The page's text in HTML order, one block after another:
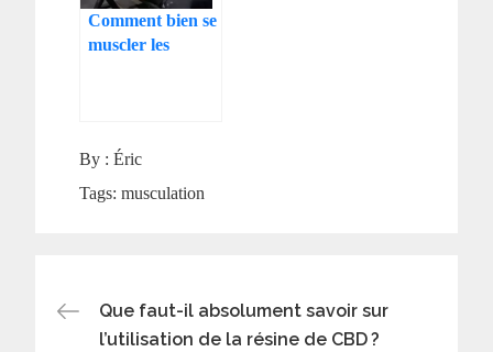
Comment bien se
muscler les
By :Éric
Tags:musculation
Navigation
Que faut-il absolument savoir sur
l’utilisation de la résine de CBD ?